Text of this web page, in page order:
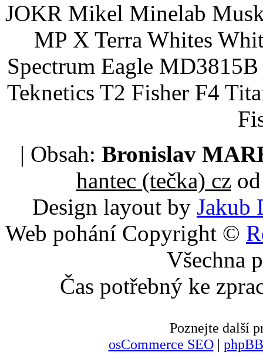
JOKR Mikel Minelab
MP X Terra Whites
Spectrum Eagle
Teknetics T2 Fisher F4
| Obsah: Bronislav
hantec (tečka) czod
Design layout by Jakub
Web pohání Copyright ©
Všechna
Čas potřebný ke
Poznejte další
osCommerce SEO|